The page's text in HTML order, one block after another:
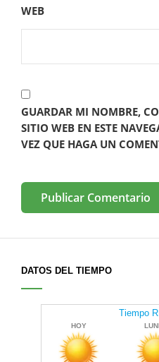
WEB
GUARDAR MI NOMBRE,
SITIO WEB EN ESTE
VEZ QUE HAGA UN
DATOS DEL TIEMPO